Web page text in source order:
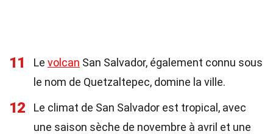
11 Le volcan San Salvador, également connu sous
le nom de Quetzaltepec, domine la ville.
12
Le climat de San Salvador est tropical, avec
une saison sèche de novembre à avril et une